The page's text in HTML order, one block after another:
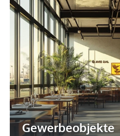
Gewerbeobjekte